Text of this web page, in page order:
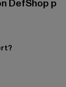
DefShop p